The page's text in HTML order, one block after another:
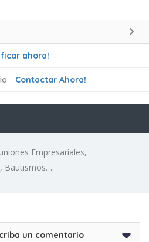
ahora!
Contactar Ahora!
Empresariales,
Bautismos….
un comentario